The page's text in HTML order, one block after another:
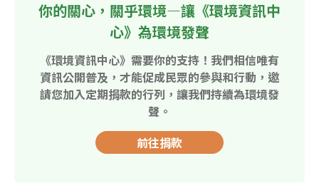
你的關心，關乎環境—讓《環境資訊中
心》為環境發聲
《環境資訊中心》需要你的支持！我們相信唯有
資訊公開普及，才能促成民眾的參與和行動，邀
請您加入定期捐款的行列，讓我們持續為環境發
聲。
前往捐款